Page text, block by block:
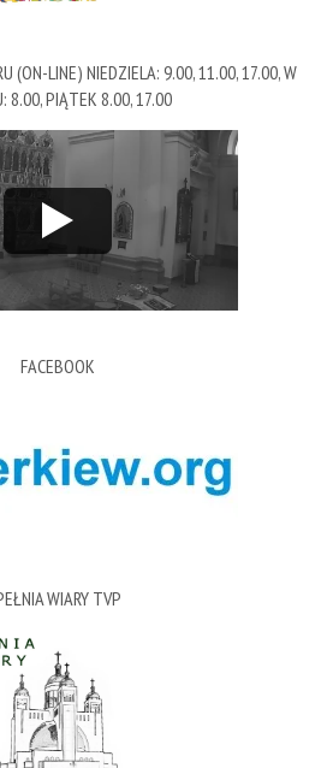
(ON-LINE) NIEDZIELA: 9.00, 11.00, 17.00, W
8.00, PIĄTEK 8.00, 17.00
FACEBOOK
WIARY TVP